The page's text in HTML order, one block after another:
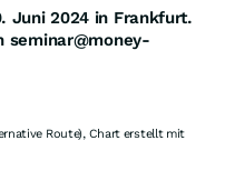
Juni 2024 in Frankfurt.
seminar@money-
Route), Chart erstellt mit